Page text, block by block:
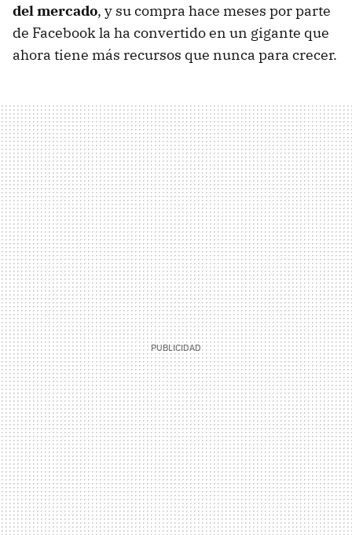
del mercado, y su compra hace meses por parte
de Facebook la ha convertido en un gigante que
ahora tiene más recursos que nunca para crecer.